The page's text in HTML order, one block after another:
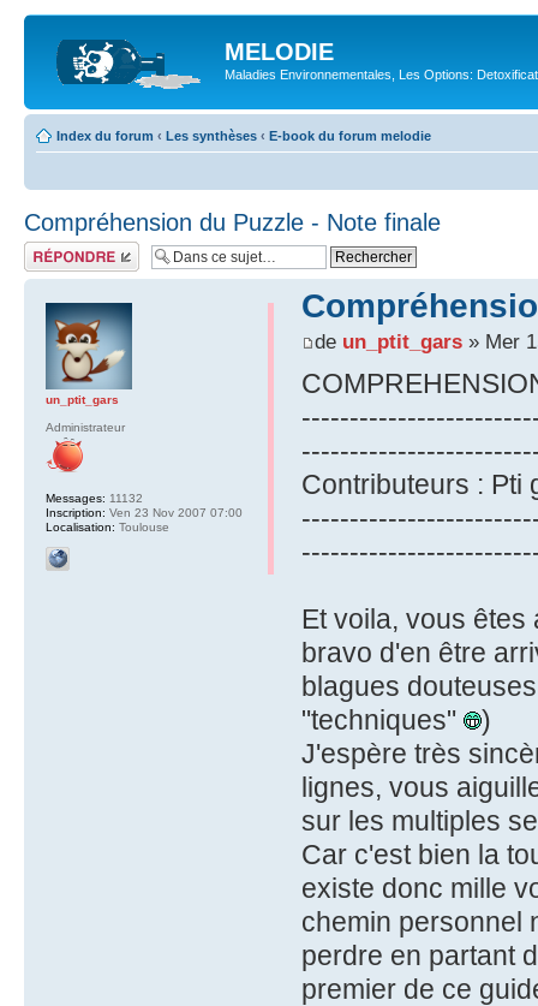
MELODIE
Maladies Environnementales, Les Options:
Index du forum ‹ Les synthèses ‹ E-book du forum melodie
Compréhension du Puzzle - Note finale
Répondre
de un_ptit_gars» Mer
Contributeurs : Pti
Et voila, vous
bravo d'en être
blagues
"techniques"
)
J'espère très
lignes, vous
sur les multiples
Car c'est bien la
existe donc mille
chemin personnel
perdre en partant
premier de ce
un_ptit_gars
Administrateur
Messages: 11132
Inscription: Ven 23 Nov 2007 07:00
Localisation: Toulouse